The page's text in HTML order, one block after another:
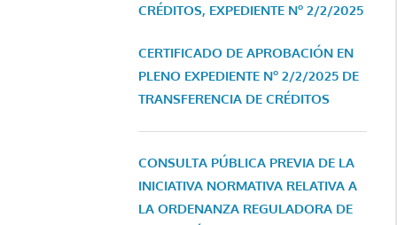
CRÉDITOS, EXPEDIENTE Nº 2/2/2025
CERTIFICADO DE APROBACIÓN EN
PLENO EXPEDIENTE Nº 2/2/2025 DE
TRANSFERENCIA DE CRÉDITOS
CONSULTA PÚBLICA PREVIA DE LA
INICIATIVA NORMATIVA RELATIVA A
LA ORDENANZA REGULADORA DE